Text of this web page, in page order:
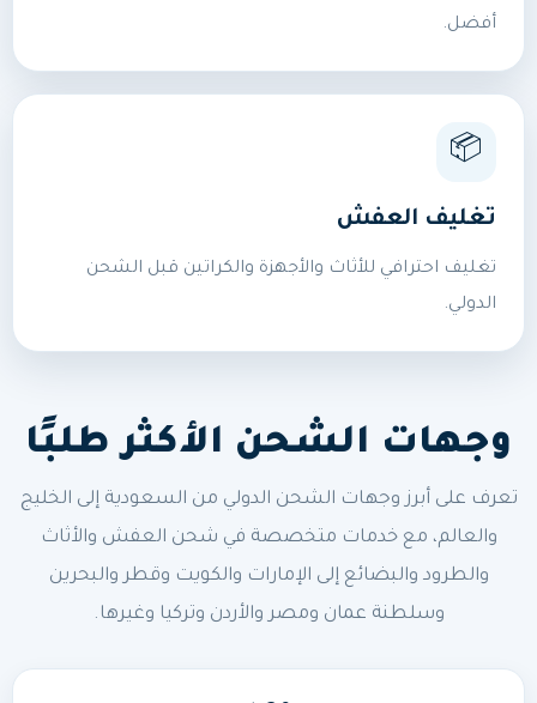
أفضل.
📦
تغليف العفش
تغليف احترافي للأثاث والأجهزة والكراتين قبل الشحن
الدولي.
وجهات الشحن الأكثر طلبًا
تعرف على أبرز وجهات الشحن الدولي من السعودية إلى الخليج
والعالم، مع خدمات متخصصة في شحن العفش والأثاث
والطرود والبضائع إلى الإمارات والكويت وقطر والبحرين
وسلطنة عمان ومصر والأردن وتركيا وغيرها.